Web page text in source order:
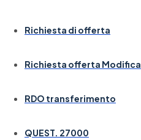
Richiesta di offerta
Richiesta offerta Modifica
RDO transferimento
QUEST. 27000